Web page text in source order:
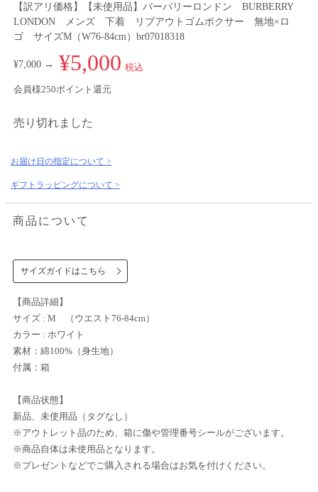
【訳アリ価格】【未使用品】バーバリーロンドン BURBERRY
LONDON メンズ 下着 リブアウトゴムボクサー 無地×ロ
ゴ サイズM（W76-84cm）br07018318
¥7,000 → ¥5,000 税込
会員様250ポイント還元
売り切れました
お届け日の指定について >
ギフトラッピングについて >
商品について
サイズガイドはこちら
【商品詳細】
サイズ : M （ウエスト76-84cm）
カラー : ホワイト
素材：綿100%（身生地）
付属：箱
【商品状態】
新品、未使用品（タグなし）
※アウトレット品のため、箱に傷や管理番号シールがございます。
※商品自体は未使用品となります。
※プレゼントなどでご購入される場合はお気を付けください。